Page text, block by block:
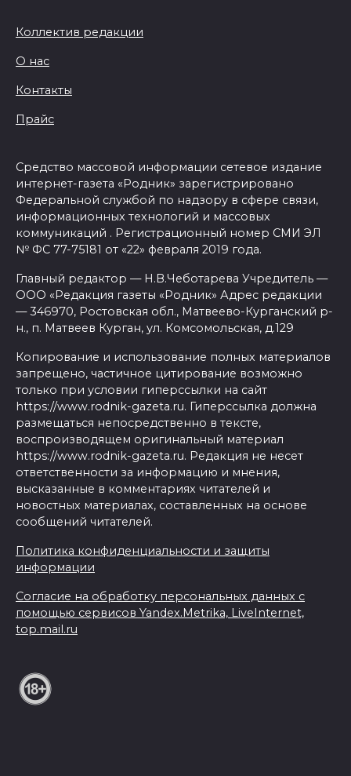
Коллектив редакции
О нас
Контакты
Прайс
Средство массовой информации сетевое издание
интернет-газета «Родник» зарегистрировано
Федеральной службой по надзору в сфере связи,
информационных технологий и массовых
коммуникаций . Регистрационный номер СМИ ЭЛ
№ ФС 77-75181 от «22» февраля 2019 года.
Главный редактор — Н.В.Чеботарева Учредитель —
ООО «Редакция газеты «Родник» Адрес редакции
— 346970, Ростовская обл., Матвеево-Курганский р-
н., п. Матвеев Курган, ул. Комсомольская, д.129
Копирование и использование полных материалов
запрещено, частичное цитирование возможно
только при условии гиперссылки на сайт
https://www.rodnik-gazeta.ru. Гиперссылка должна
размещаться непосредственно в тексте,
воспроизводящем оригинальный материал
https://www.rodnik-gazeta.ru. Редакция не несет
ответственности за информацию и мнения,
высказанные в комментариях читателей и
новостных материалах, составленных на основе
сообщений читателей.
Политика конфиденциальности и защиты
информации
Согласие на обработку персональных данных с
помощью сервисов Yandex.Metrika, LiveInternet,
top.mail.ru